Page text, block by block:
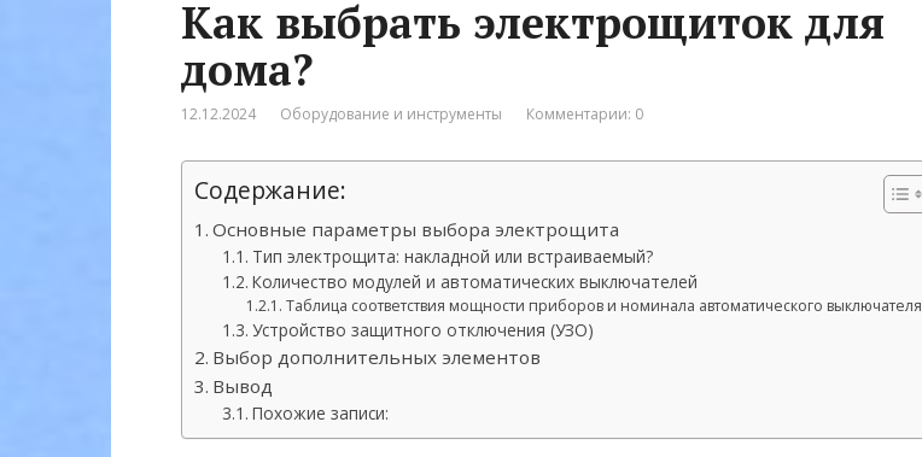
Как выбрать электрощиток для
дома?
12.12.2024 Оборудование и инструменты Комментарии: 0
Содержание:
Основные параметры выбора электрощита
Тип электрощита: накладной или встраиваемый?
Количество модулей и автоматических выключателей
Таблица соответствия мощности приборов и номинала автоматического выключателя
Устройство защитного отключения (УЗО)
Выбор дополнительных элементов
Вывод
Похожие записи: